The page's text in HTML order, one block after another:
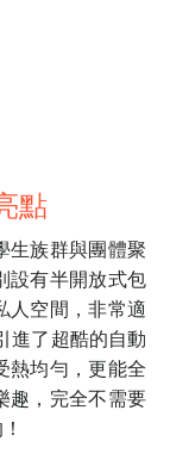
點
生族群與團體聚
設有半開放式包
人空間，非常適
進了超酷的自動
熱均勻，更能全
趣，完全不需要